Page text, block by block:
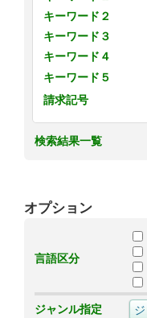
キーワード２
キーワード３
キーワード４
キーワード５
請求記号
検索結果一覧
オプション
言語区分
ジャンル指定